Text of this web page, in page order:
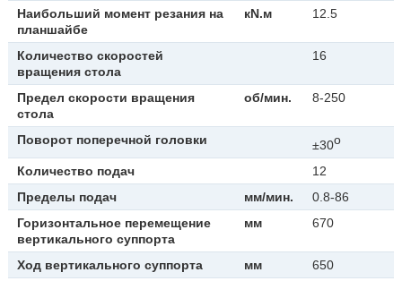
Наибольший момент резания на
планшайбе
кN.м 12.5
Количество скоростей
вращения стола
16
Предел скорости вращения
стола
об/мин. 8-250
Поворот поперечной головки ±30о
Количество подач
12
Пределы подач
мм/мин.
0.8-86
Горизонтальное перемещение
вертикального суппорта
мм 670
Ход вертикального суппорта мм
650